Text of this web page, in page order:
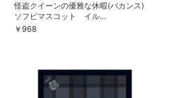
怪盗クイーンの優雅な休暇(バカンス)
ソフビマスコット イル...
￥968